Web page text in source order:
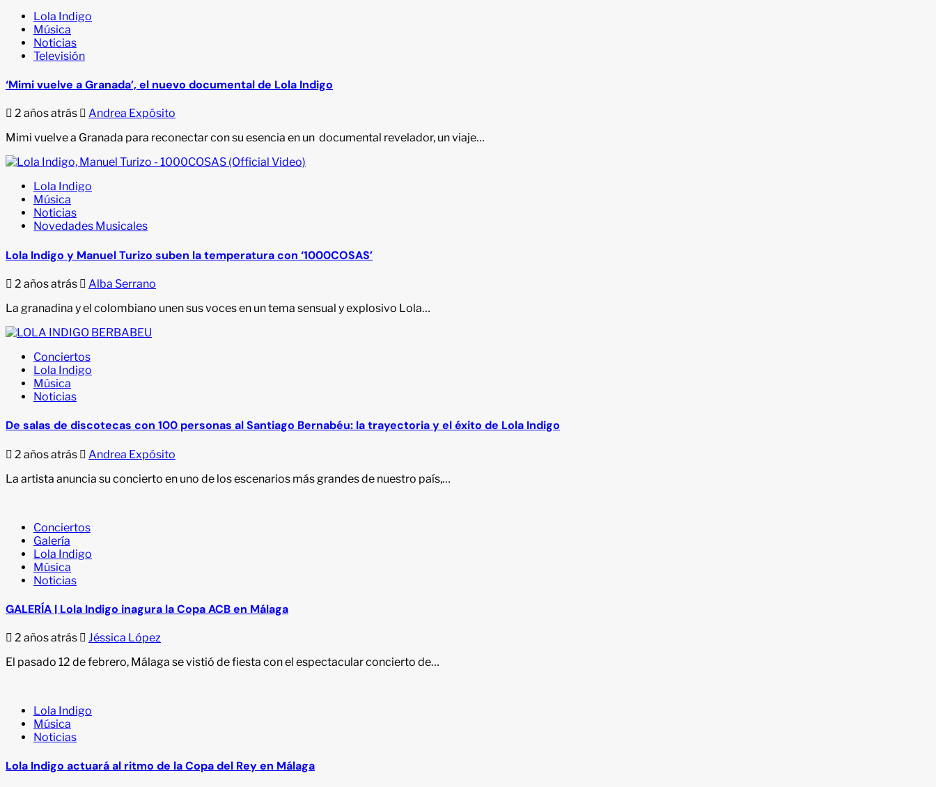
Lola Indigo
Música
Noticias
Televisión
‘Mimi vuelve a Granada’, el nuevo documental de Lola Indigo
2 años atrás
Andrea Expósito
Mimi vuelve a Granada para reconectar con su esencia en un documental revelador, un viaje…
Lola Indigo
Música
Noticias
Novedades Musicales
Lola Indigo y Manuel Turizo suben la temperatura con ‘1000COSAS’
2 años atrás
Alba Serrano
La granadina y el colombiano unen sus voces en un tema sensual y explosivo Lola…
Conciertos
Lola Indigo
Música
Noticias
De salas de discotecas con 100 personas al Santiago Bernabéu: la trayectoria y el éxito de Lola Indigo
2 años atrás
Andrea Expósito
La artista anuncia su concierto en uno de los escenarios más grandes de nuestro país,…
Conciertos
Galería
Lola Indigo
Música
Noticias
GALERÍA | Lola Indigo inagura la Copa ACB en Málaga
2 años atrás
Jéssica López
El pasado 12 de febrero, Málaga se vistió de fiesta con el espectacular concierto de…
Lola Indigo
Música
Noticias
Lola Indigo actuará al ritmo de la Copa del Rey en Málaga